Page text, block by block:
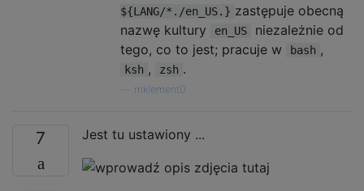
${LANG/*./en_US.} zastępuje obecną
nazwę kultury
en_US
niezależnie od
tego, co to jest; pracuje w
bash ,
ksh , zsh .
mklement0
7 Jest tu ustawiony ...